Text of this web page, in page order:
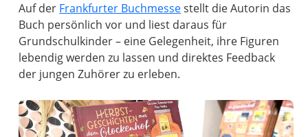
Auf der Frankfurter Buchmessestellt die Autorin das
Buch persönlich vor und liest daraus für
Grundschulkinder – eine Gelegenheit, ihre Figuren
lebendig werden zu lassen und direktes Feedback
der jungen Zuhörer zu erleben.